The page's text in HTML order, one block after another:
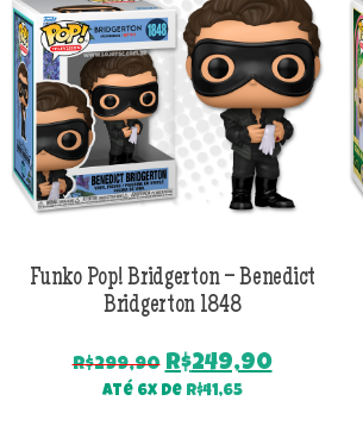
Funko Pop! Bridgerton – Benedict
Bridgerton 1848
R$299,90 O
preço
R$249,90O
Até 6x de R$41,65